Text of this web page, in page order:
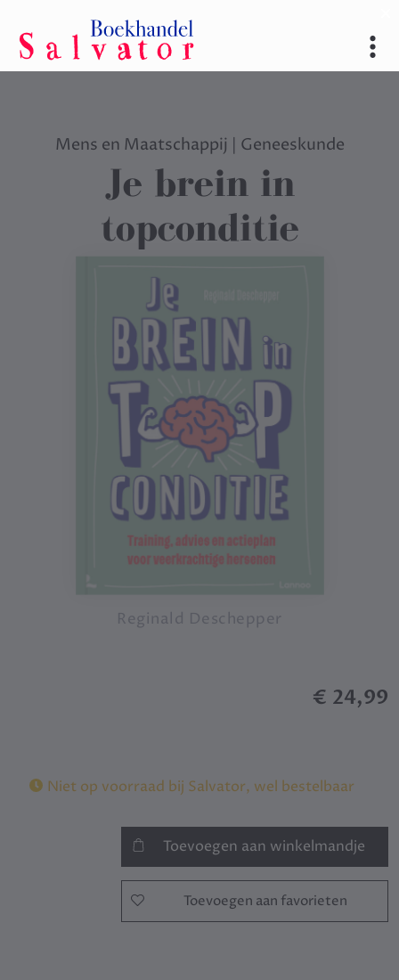
Mens en Maatschappij | Geneeskunde
Je brein in
topconditie
Reginald Deschepper
€ 24,99
Niet op voorraad bij Salvator, wel bestelbaar
Toevoegen aan winkelmandje
Toevoegen aan favorieten